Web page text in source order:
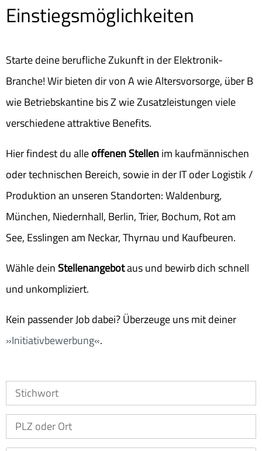
Einstiegsmöglichkeiten
Starte deine berufliche Zukunft in der Elektronik-
Branche! Wir bieten dir von A wie Altersvorsorge, über B
wie Betriebskantine bis Z wie Zusatzleistungen viele
verschiedene attraktive Benefits.
Hier findest du alleoffenen Stellenim kaufmännischen
oder technischen Bereich, sowie in der IT oder Logistik /
Produktion an unseren Standorten: Waldenburg,
München, Niedernhall, Berlin, Trier, Bochum, Rot am
See, Esslingen am Neckar, Thyrnau und Kaufbeuren.
Wähle deinStellenangebotaus und bewirb dich schnell
und unkompliziert.
Kein passender Job dabei? Überzeuge uns mit deiner
Initiativbewerbung .